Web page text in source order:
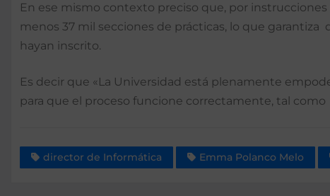
En ese mismo contexto preciso que, por
menos 37 mil secciones de prácticas, lo que
hayan inscrito.
Es decir que «La Universidad está plenamente
para que el proceso funcione correctamente, tal
director de Informática Emma Polanco Melo